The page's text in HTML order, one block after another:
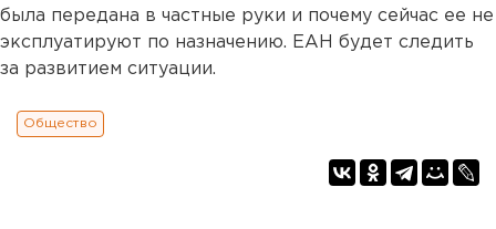
была передана в частные руки и почему сейчас ее не
эксплуатируют по назначению. ЕАН будет следить
за развитием ситуации.
Общество